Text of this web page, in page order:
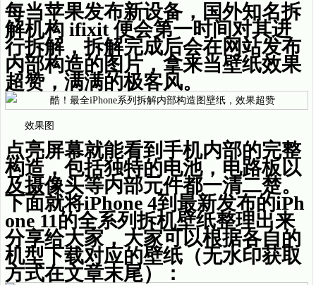
每当苹果发布新设备，国外知名拆
解机构 ifixit 便会第一时间对其进
行拆解，拆解完成后会在网站发布
内部构造的图片，拿来当壁纸效果
超赞，满满的极客风。
效果图
点亮屏幕就能看到手机内部的完整
构造，包括独特的电池，电路板以
及摄像头等内部元件都一清二楚。
下面就将iPhone 4到最新发布的iPh
one 11的全系列拆机壁纸整理出来
分享给大家，大家可以根据各自的
机型下载对应的壁纸（无水印获取
方式在文章末尾）：